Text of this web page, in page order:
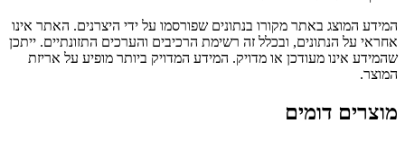
המידע המוצג באתר מקורו בנתונים שפורסמו על ידי היצרנים. האתר אינו
אחראי על הנתונים, ובכלל זה רשימת הרכיבים והערכים התזונתיים. ייתכן
שהמידע אינו מעודכן או מדויק. המידע המדויק ביותר מופיע על אריזת
המוצר.
מוצרים דומים